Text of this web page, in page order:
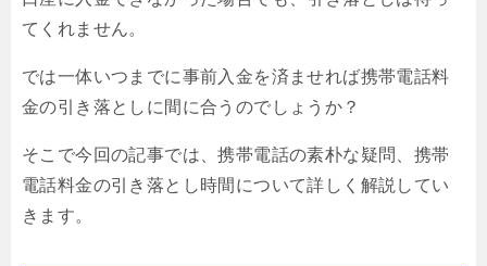
てくれません。
では一体いつまでに事前入金を済ませれば携帯電話料
金の引き落としに間に合うのでしょうか？
そこで今回の記事では、携帯電話の素朴な疑問、携帯
電話料金の引き落とし時間について詳しく解説してい
きます。